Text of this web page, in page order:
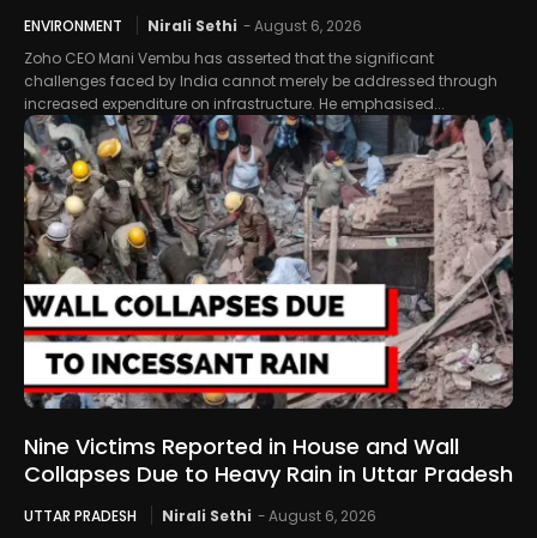
ENVIRONMENT Nirali Sethi -August 6, 2026
Zoho CEO Mani Vembu has asserted that the significant
challenges faced by India cannot merely be addressed through
increased expenditure on infrastructure. He emphasised...
Nine Victims Reported in House and Wall
Collapses Due to Heavy Rain in Uttar Pradesh
UTTAR PRADESH Nirali Sethi -August 6, 2026